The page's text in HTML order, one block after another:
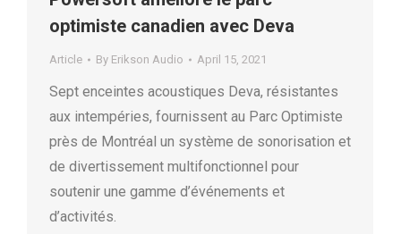
optimiste canadien avec Deva
Article By Erikson Audio April 15, 2021
Sept enceintes acoustiques Deva, résistantes
aux intempéries, fournissent au Parc Optimiste
près de Montréal un système de sonorisation et
de divertissement multifonctionnel pour
soutenir une gamme d’événements et
d’activités.